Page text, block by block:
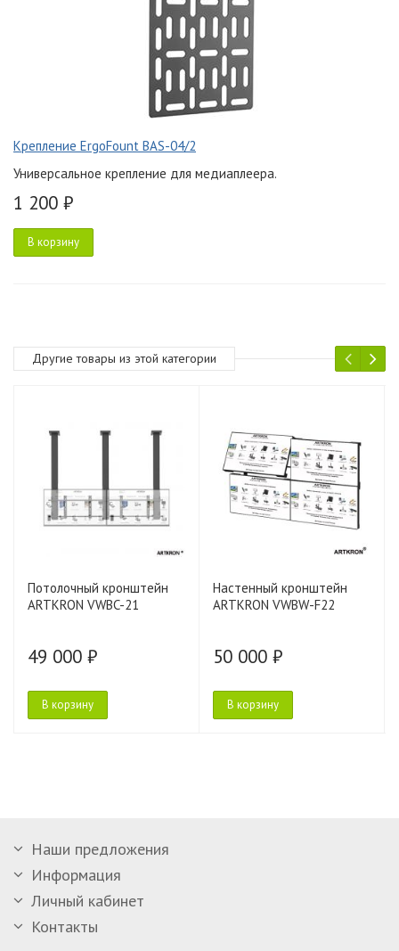
Крепление ErgoFount BAS-04/2
Универсальное крепление для медиаплеера.
1 200 ₽
В корзину
Другие товары из этой категории
Потолочный кронштейн
ARTKRON VWBC-21
49 000 ₽
В корзину
Настенный кронштейн
ARTKRON VWBW-F22
50 000 ₽
В корзину
Наши предложения
Информация
Личный кабинет
Контакты